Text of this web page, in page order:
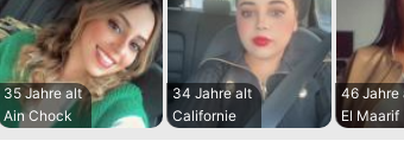
35 Jahre alt
Ain Chock
34 Jahre alt
Californie
46 Jahre
El Maarif